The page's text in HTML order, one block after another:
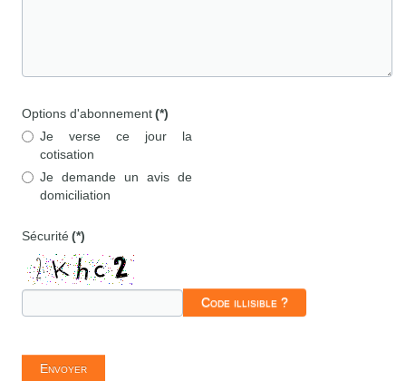
Options d'abonnement (*)
Je verse ce jour la
cotisation
Je demande un avis de
domiciliation
Sécurité (*)
Code illisible ?
Envoyer